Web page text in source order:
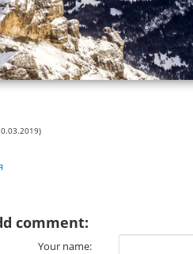
comment:
Your name: